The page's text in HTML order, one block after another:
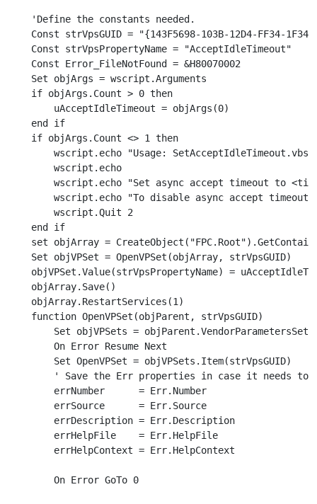
'Define the constants needed.
Const strVpsGUID = "{143F5698-103B-12D4-FF34-
Const strVpsPropertyName = "AcceptIdleTimeout"
Const Error_FileNotFound = &H80070002
Set objArgs = wscript.Arguments
if objArgs.Count > 0 then
    uAcceptIdleTimeout = objArgs(0)
end if
if objArgs.Count <> 1 then
wscript.echo "Usage: SetAcceptIdleTimeout.vbs
    wscript.echo
wscript.echo "Set async accept timeout to
wscript.echo "To disable async accept timeout
    wscript.Quit 2
end if
set objArray =
Set objVPSet = OpenVPSet(objArray, strVpsGUID)
objVPSet.Value(strVpsPropertyName) =
objArray.Save()
objArray.RestartServices(1)
function OpenVPSet(objParent, strVpsGUID)
    Set objVPSets = objParent.VendorParametersSets
    On Error Resume Next
    Set OpenVPSet = objVPSets.Item(strVpsGUID)
' Save the Err properties in case it needs to
    errNumber      = Err.Number
    errSource      = Err.Source
    errDescription = Err.Description
    errHelpFile    = Err.HelpFile
    errHelpContext = Err.HelpContext
    On Error GoTo 0